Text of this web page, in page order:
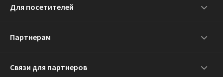
Для посетителей
Партнерам
Связи для партнеров